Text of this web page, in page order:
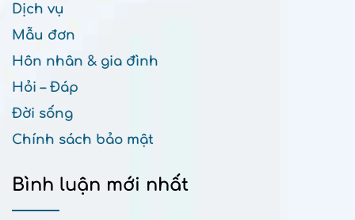
Dịch vụ
Mẫu đơn
Hôn nhân & gia đình
Hỏi – Đáp
Đời sống
Chính sách bảo mật
Bình luận mới nhất